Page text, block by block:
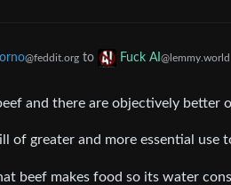
@feddit.org to Fuck AI @lemmy.world
and there are objectively better
of greater and more essential use
beef makes food so its water